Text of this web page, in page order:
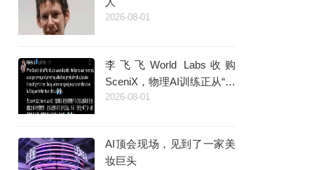
2026-08-01
李飞飞World Labs收购
SceniX，物理AI训练正从“采
数据”走向“造世界”
2026-08-01
AI顶会现场，见到了一家美
妆巨头